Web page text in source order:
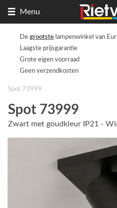
Menu
De grootste lampenwinkel van
Laagste prijsgarantie
Grote eigen voorraad
Geen verzendkosten
Spot 73999
Spot 73999
Zwart met goudkleur IP21 -